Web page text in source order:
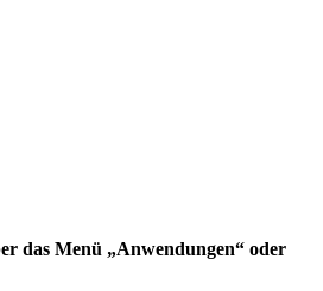
das Menü „Anwendungen“ oder